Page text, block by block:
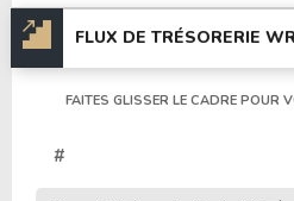
FLUX DE TRÉSORERIE
FAITES GLISSER LE CADRE POUR
#